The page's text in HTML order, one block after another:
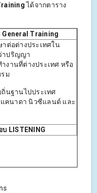
ได้จากตาราง
General Training
าต่อต่างประเทศใน
าปริญญา
ำงานที่ต่างประเทศ หรือ
ม
ถิ่นฐานไปประเทศ
แคนาดา นิวซีแลนด์ และ
LISTENING